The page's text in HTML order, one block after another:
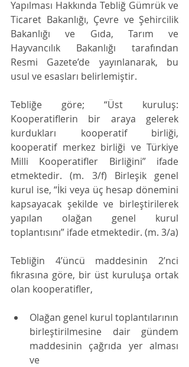
Yapılması Hakkında Tebliğ Gümrük ve
Ticaret Bakanlığı, Çevre ve Şehircilik
Bakanlığı ve Gıda, Tarım ve
Hayvancılık Bakanlığı tarafından
Resmi Gazete’de yayınlanarak, bu
usul ve esasları belirlemiştir.
Tebliğe göre; “Üst kuruluş:
Kooperatiflerin bir araya gelerek
kurdukları kooperatif birliği,
kooperatif merkez birliği ve Türkiye
Milli Kooperatifler Birliğini” ifade
etmektedir. (m. 3/f) Birleşik genel
kurul ise, “İki veya üç hesap dönemini
kapsayacak şekilde ve birleştirilerek
yapılan olağan genel kurul
toplantısını” ifade etmektedir. (m. 3/a)
Tebliğin 4’üncü maddesinin 2’nci
fıkrasına göre, bir üst kuruluşa ortak
olan kooperatifler,
Olağan genel kurul toplantılarının
birleştirilmesine dair gündem
maddesinin çağrıda yer alması
ve